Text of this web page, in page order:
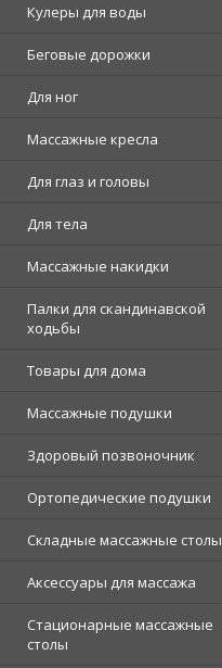
Кулеры для воды
Беговые дорожки
Для ног
Массажные кресла
Для глаз и головы
Для тела
Массажные накидки
Палки для скандинавской
ходьбы
Товары для дома
Массажные подушки
Здоровый позвоночник
Ортопедические подушки
Складные массажные столы
Аксессуары для массажа
Стационарные массажные
столы